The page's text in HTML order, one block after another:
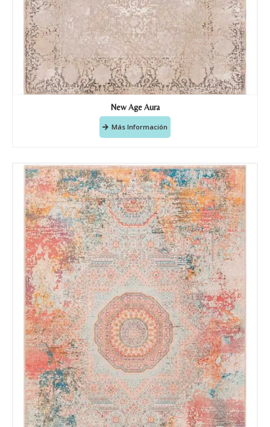
New Age Aura
Más Información
Nombre y apellido*
Teléfono
Correo electronico*
Tu mensaje.